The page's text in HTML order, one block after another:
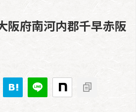
阪府南河内郡千早赤阪